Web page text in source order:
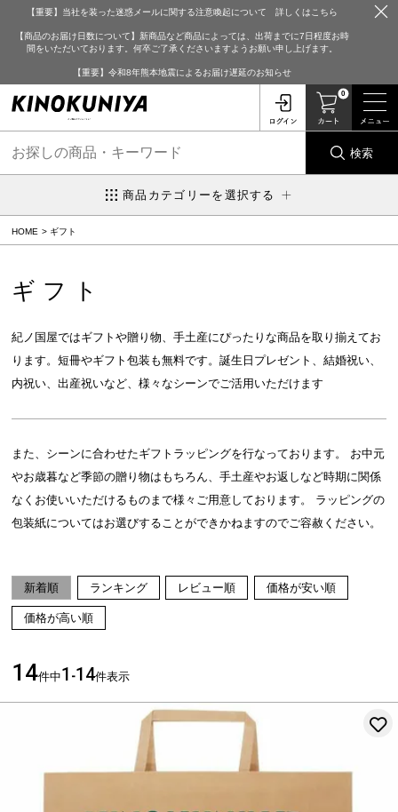
【重要】当社を装った迷惑メールに関する注意喚起について 詳しくはこちら
【商品のお届け日数について】新商品など商品によっては、出荷までに7日程度お時
間をいただいております。何卒ご了承くださいますようお願い申し上げます。
【重要】令和8年熊本地震によるお届け遅延のお知らせ
0
検索
商品カテゴリーを選択する
HOME ギフト
ギフト
紀ノ国屋ではギフトや贈り物、手土産にぴったりな商品を取り揃えてお
ります。短冊やギフト包装も無料です。誕生日プレゼント、結婚祝い、
内祝い、出産祝いなど、様々なシーンでご活用いただけます
また、シーンに合わせたギフトラッピングを行なっております。 お中元
やお歳暮など季節の贈り物はもちろん、手土産やお返しなど時期に関係
なくお使いいただけるものまで様々ご用意しております。 ラッピングの
包装紙についてはお選びすることができかねますのでご容赦ください。
新着順 ランキング レビュー順 価格が安い順
価格が高い順
14件中1 -14件表示